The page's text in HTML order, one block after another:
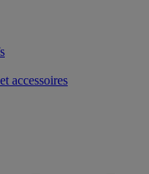
accessoires